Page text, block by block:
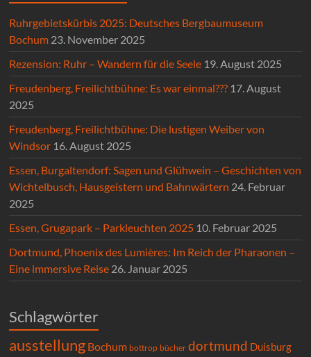
Ruhrgebietskürbis 2025: Deutsches Bergbaumuseum
Bochum 23. November 2025
Rezension: Ruhr – Wandern für die Seele 19. August 2025
Freudenberg, Freilichtbühne: Es war einmal??? 17. August
2025
Freudenberg, Freilichtbühne: Die lustigen Weiber von
Windsor 16. August 2025
Essen, Burgaltendorf: Sagen und Glühwein – Geschichten von
Wichtelbusch, Hausgeistern und Bahnwärtern 24. Februar
2025
Essen, Grugapark – Parkleuchten 2025 10. Februar 2025
Dortmund, Phoenix des Lumières: Im Reich der Pharaonen –
Eine immersive Reise 26. Januar 2025
Schlagwörter
ausstellung Bochum bottrop bücher dortmund Duisburg